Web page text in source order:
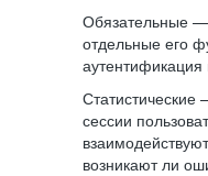
Обязательные —
отдельные его
аутентификация
сессии
возникают ли